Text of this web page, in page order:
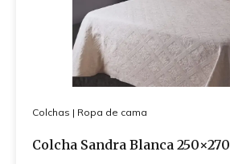
Colchas | Ropa de cama
Colcha Sandra Blanca 250×270